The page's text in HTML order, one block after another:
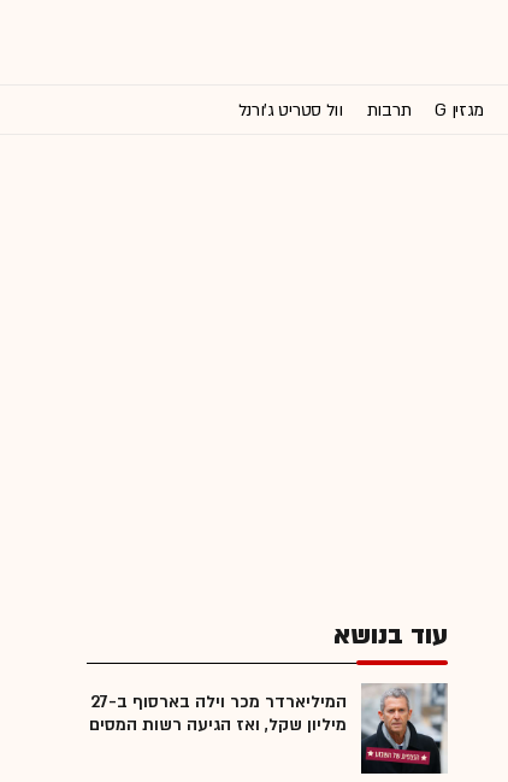
מגזין G תרבות וול סטריט ג'ורנל
עוד בנושא
המיליארדר מכר וילה בארסוף ב-27
מיליון שקל, ואז הגיעה רשות המסים